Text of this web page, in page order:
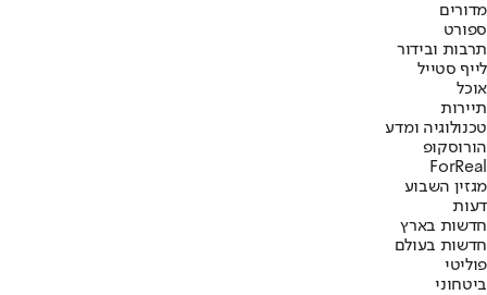
מדורים
ספורט
תרבות ובידור
לייף סטייל
אוכל
תיירות
טכנולוגיה ומדע
הורוסקופ
ForReal
מגזין השבוע
דעות
חדשות בארץ
חדשות בעולם
פוליטי
ביטחוני